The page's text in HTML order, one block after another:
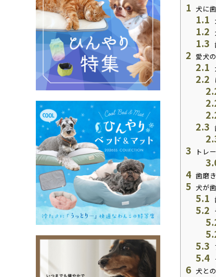
1 犬に
1.1
1.2
1.3
2 愛犬
2.1
2.2
2.3
3 トレ
4 歯磨
5 犬が
5.1
5.2
5.3
5.4
6 犬と